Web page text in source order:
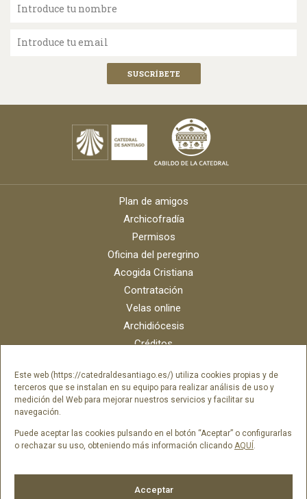
Este web (https://catedraldesantiago.es/) utiliza cookies propias y de
terceros que se instalan en su equipo para realizar análisis de uso y
medición del Web para mejorar nuestros servicios y facilitar su
navegación.
Puede aceptar las cookies pulsando en el botón “Aceptar” o configurarlas
o rechazar su uso, obteniendo más información clicando AQUÍ.
Acceptar
Introduce tu nombre
Introduce tu email
Plan de amigos
Archicofradía
Permisos
Oficina del peregrino
Acogida Cristiana
Contratación
Velas online
Archidiócesis
Créditos
Contacto
Portal del empleado SAMI Catedral